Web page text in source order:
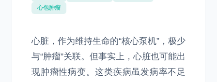
心包肿瘤
心脏，作为维持生命的“核心泵机”，极少
与“肿瘤”关联。但事实上，心脏也可能出
现肿瘤性病变。这类疾病虽发病率不足